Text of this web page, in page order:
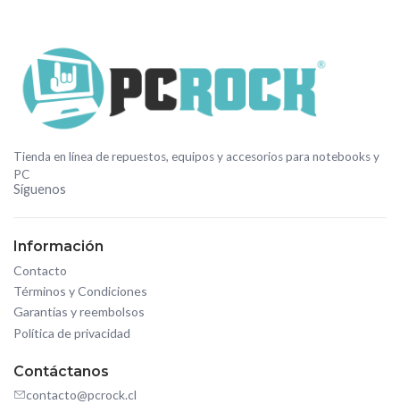
Tienda en línea de repuestos, equipos y accesorios para notebooks y
PC
Síguenos
Información
Contacto
Términos y Condiciones
Garantías y reembolsos
Política de privacidad
Contáctanos
contacto@pcrock.cl